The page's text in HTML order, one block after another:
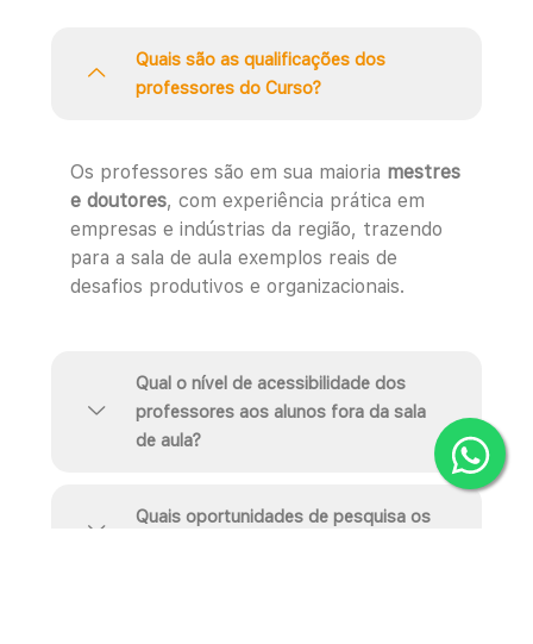
Quais são as qualificações dos
professores do Curso?
Os professores são em sua maioria mestres
e doutores, com experiência prática em
empresas e indústrias da região, trazendo
para a sala de aula exemplos reais de
desafios produtivos e organizacionais.
Qual o nível de acessibilidade dos
professores aos alunos fora da sala
de aula?
Quais oportunidades de pesquisa os